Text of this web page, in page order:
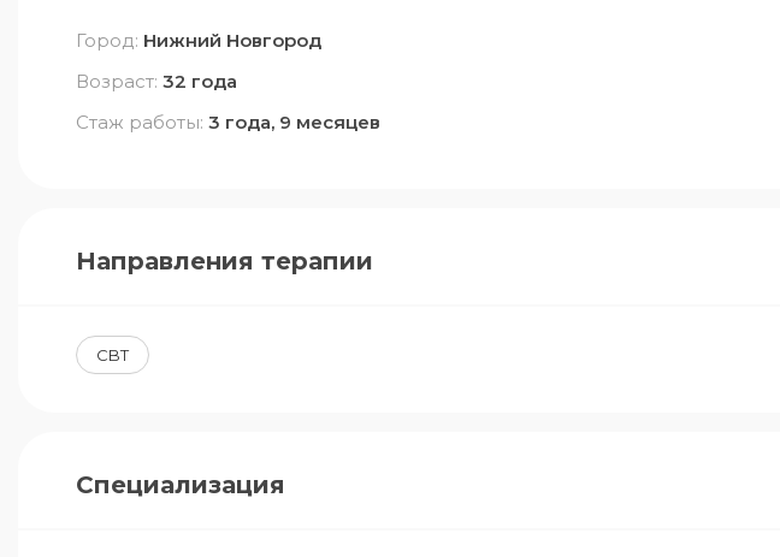
Город: Нижний Новгород
Возраст: 32 года
Стаж работы: 3 года, 9 месяцев
Направления терапии
CBT
Специализация